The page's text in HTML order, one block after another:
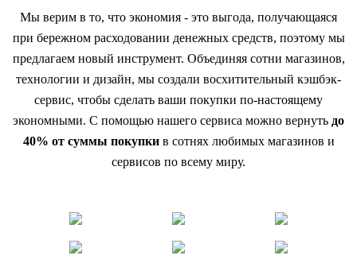
Мы верим в то, что экономия - это выгода, получающаяся
при бережном расходовании денежных средств, поэтому мы
предлагаем новый инструмент. Объединяя сотни магазинов,
технологии и дизайн, мы создали восхитительный кэшбэк-
сервис, чтобы сделать ваши покупки по-настоящему
экономными. С помощью нашего сервиса можно вернуть до
40% от суммы покупкив сотнях любимых магазинов и
сервисов по всему миру.